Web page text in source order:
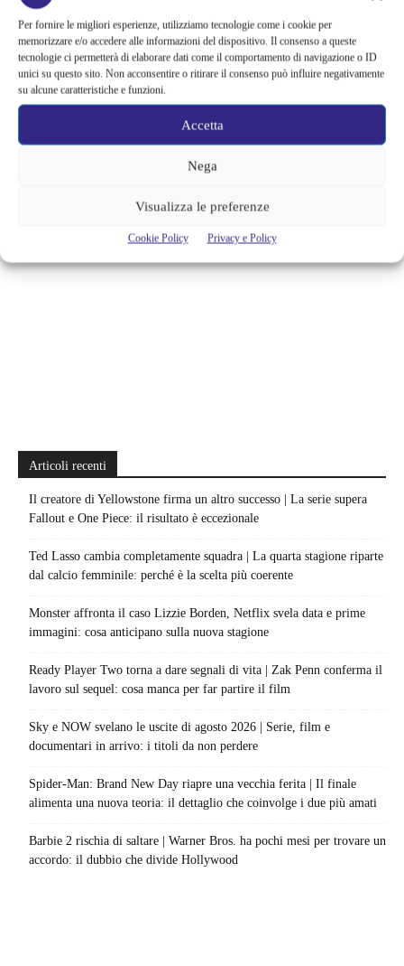
Per fornire le migliori esperienze, utilizziamo tecnologie come i cookie per
memorizzare e/o accedere alle informazioni del dispositivo. Il consenso a queste
tecnologie ci permetterà di elaborare dati come il comportamento di navigazione o ID
unici su questo sito. Non acconsentire o ritirare il consenso può influire negativamente
su alcune caratteristiche e funzioni.
Accetta
Nega
Visualizza le preferenze
Cookie Policy Privacy e Policy
OBERDAN DI MILANO
Continua anche a febbraio la prima rassegna targata #Cineteca70, i 70
film della storia del cinema dello Spazio Oberdan in occasione dei 70
anni della Cineteca Italiana (1947 – 2017), con capolavori e film rari
tutti proiettati in copie in pellicola 35mm. Quattordici i film di questo
mese di febbraio: uno dei...
Articoli recenti
Il creatore di Yellowstone firma un altro successo | La serie supera
Fallout e One Piece: il risultato è eccezionale
Ted Lasso cambia completamente squadra | La quarta stagione riparte
dal calcio femminile: perché è la scelta più coerente
Monster affronta il caso Lizzie Borden, Netflix svela data e prime
immagini: cosa anticipano sulla nuova stagione
Ready Player Two torna a dare segnali di vita | Zak Penn conferma il
lavoro sul sequel: cosa manca per far partire il film
Sky e NOW svelano le uscite di agosto 2026 | Serie, film e
documentari in arrivo: i titoli da non perdere
Spider-Man: Brand New Day riapre una vecchia ferita | Il finale
alimenta una nuova teoria: il dettaglio che coinvolge i due più amati
Barbie 2 rischia di saltare | Warner Bros. ha pochi mesi per trovare un
accordo: il dubbio che divide Hollywood